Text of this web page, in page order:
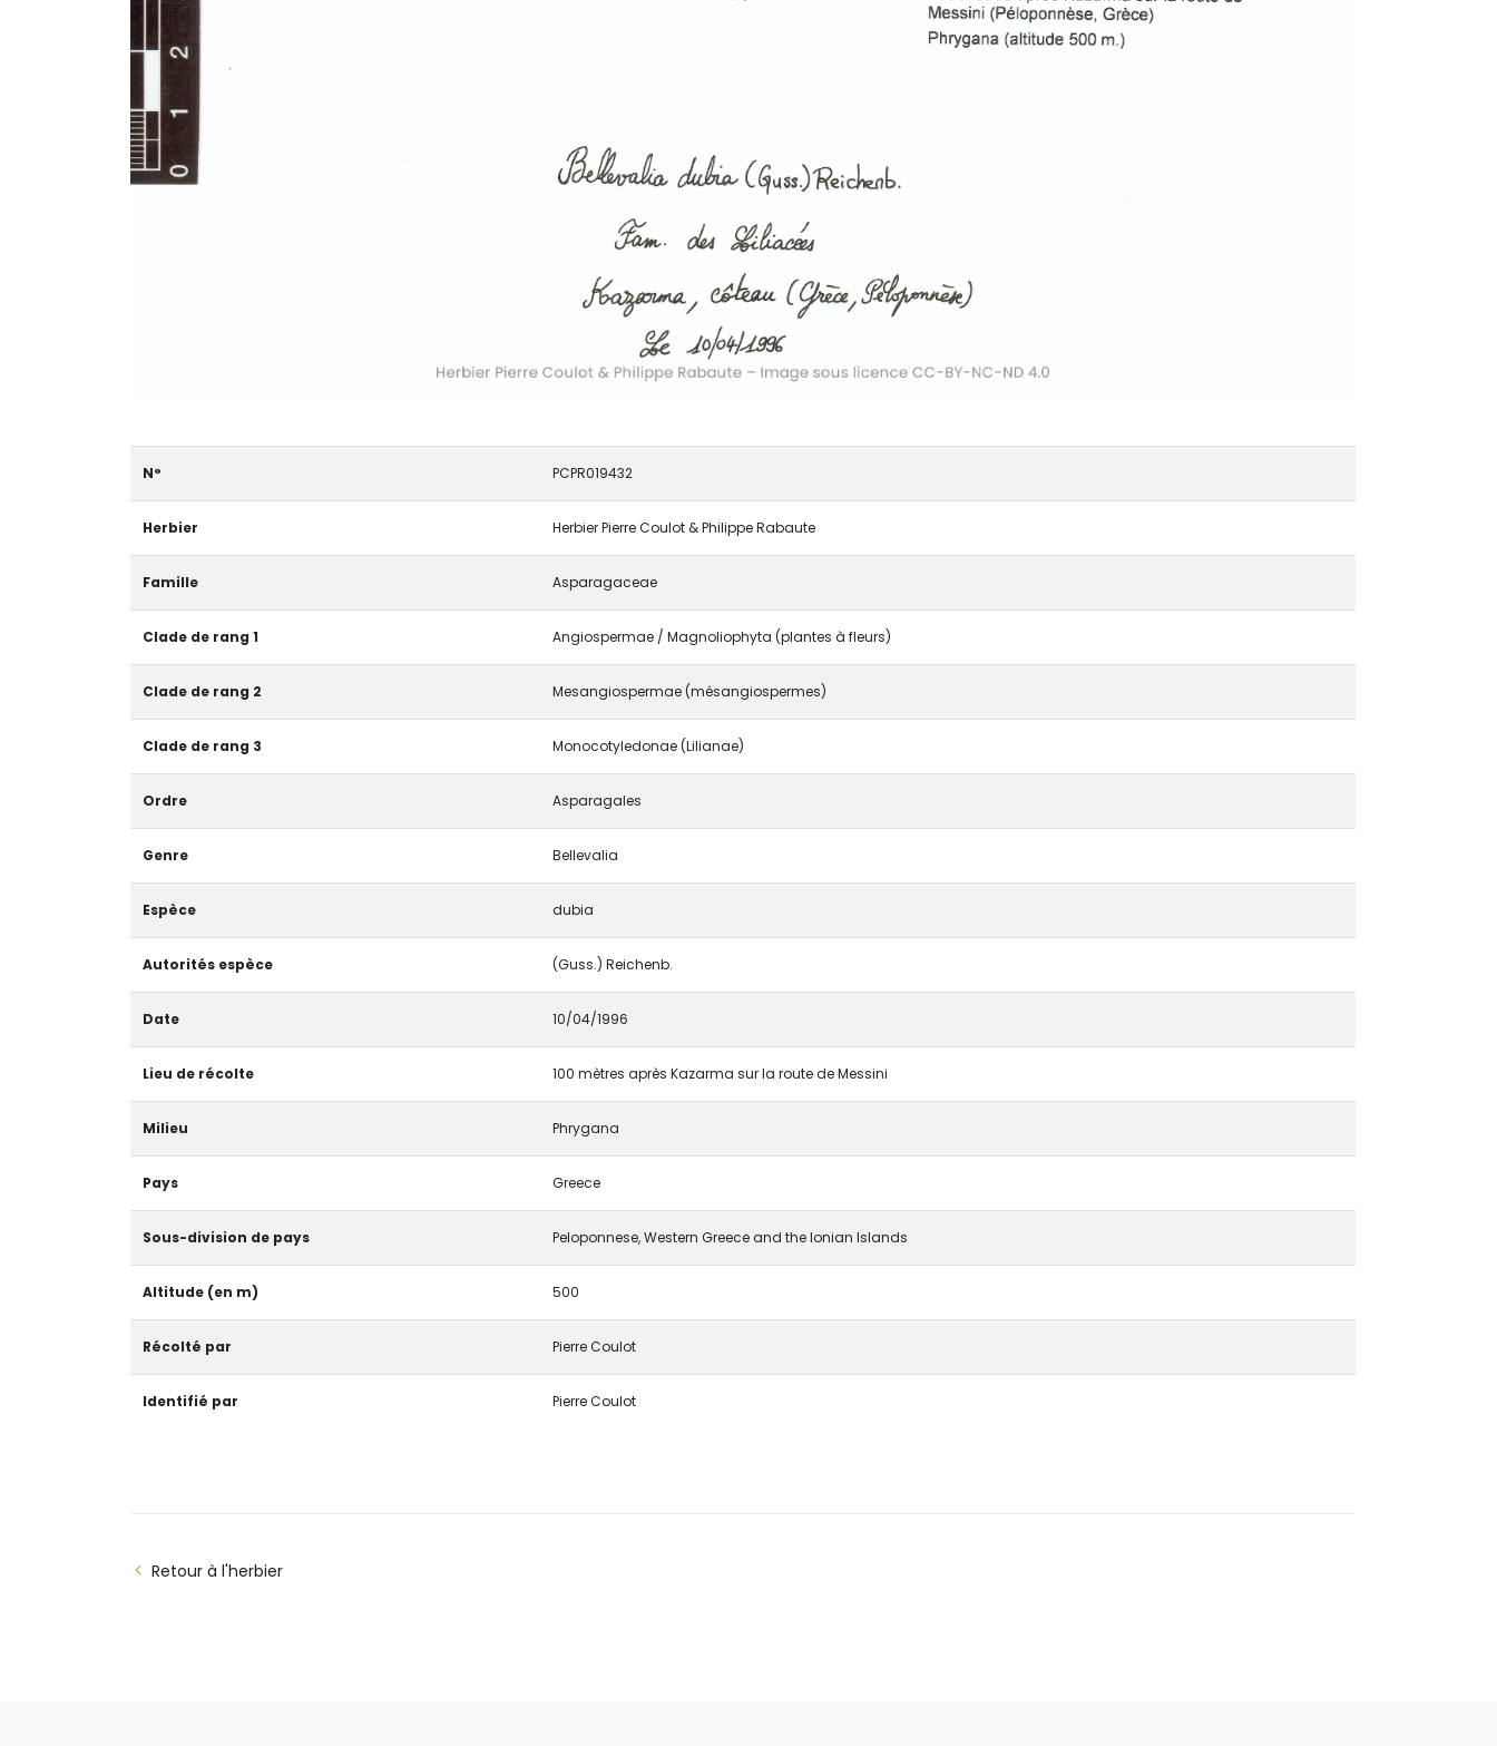
N° PCPR019432
Herbier Herbier Pierre Coulot & Philippe Rabaute
Famille Asparagaceae
Clade de rang 1 Angiospermae / Magnoliophyta (plantes à fleurs)
Clade de rang 2 Mesangiospermae (mésangiospermes)
Clade de rang 3 Monocotyledonae (Lilianae)
Ordre Asparagales
Genre Bellevalia
Espèce dubia
Autorités espèce (Guss.) Reichenb.
Date 10/04/1996
Lieu de récolte 100 mètres après Kazarma sur la route de Messini
Milieu Phrygana
Pays Greece
Sous-division de pays Peloponnese, Western Greece and the Ionian Islands
Altitude (en m) 500
Récolté par Pierre Coulot
Identifié par Pierre Coulot
Retour à l'herbier